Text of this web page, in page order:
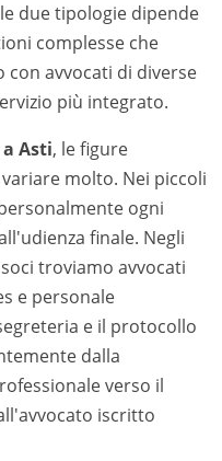
due tipologie dipende
complesse che
avvocati di diverse
più integrato.
Asti, le figure
molto. Nei piccoli
ogni
finale. Negli
troviamo avvocati
e personale
e il protocollo
dalla
verso il
iscritto